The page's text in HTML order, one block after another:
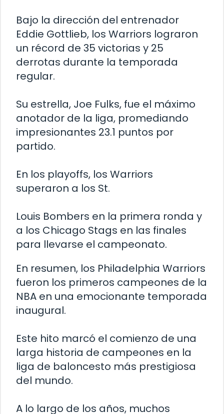
Bajo la dirección del entrenador
Eddie Gottlieb, los Warriors lograron
un récord de 35 victorias y 25
derrotas durante la temporada
regular.
Su estrella, Joe Fulks, fue el máximo
anotador de la liga, promediando
impresionantes 23.1 puntos por
partido.
En los playoffs, los Warriors
superaron a los St.
Louis Bombers en la primera ronda y
a los Chicago Stags en las finales
para llevarse el campeonato.
En resumen, los Philadelphia Warriors
fueron los primeros campeones de la
NBA en una emocionante temporada
inaugural.
Este hito marcó el comienzo de una
larga historia de campeones en la
liga de baloncesto más prestigiosa
del mundo.
A lo largo de los años, muchos